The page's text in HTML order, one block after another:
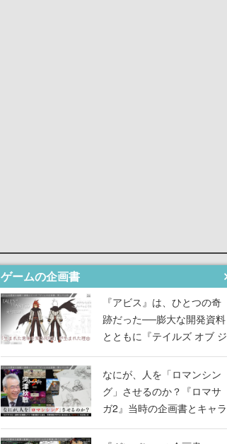
ゲームの企画書
『アビス』は、ひとつの奇
跡だった──膨大な開発資料
とともに『テイルズ オブ ジ
アビス』開発陣に聞く、
「生まれた意味を知る
RPG」が生まれた理由【ゲ
ームの企画書】
なにが、人を「ロマンシン
グ」させるのか？『ロマサ
ガ2』当時の企画書とキャラ
設定画から迫る、河津秋敏